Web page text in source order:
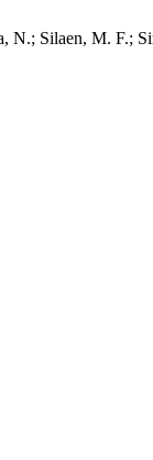
N.; Silaen, M. F.;